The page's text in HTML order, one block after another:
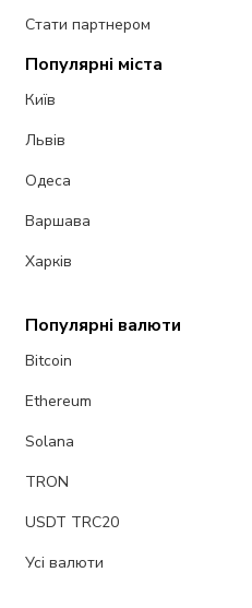
Стати партнером
Популярні міста
Київ
Львів
Одеса
Варшава
Харків
Популярні валюти
Bitcoin
Ethereum
Solana
TRON
USDT TRC20
Усі валюти